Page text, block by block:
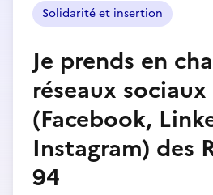
Solidarité et insertion
Je prends en
réseaux sociaux
(Facebook,
Instagram) des
94